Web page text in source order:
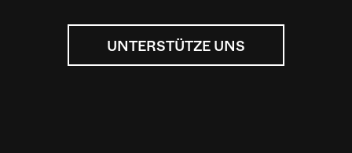
UNTERSTÜTZE UNS